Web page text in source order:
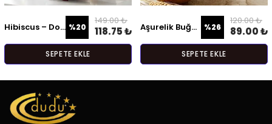
Hibiscus – Doğal Bitki Çayı %20
149.00 ₺
118.75 ₺
SEPETE EKLE
Aşurelik Buğday %26
120.00 ₺
89.00 ₺
SEPETE EKLE